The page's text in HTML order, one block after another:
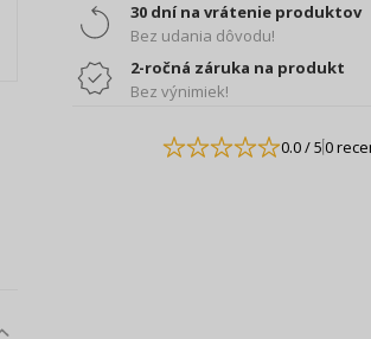
30 dní na vrátenie produktov
Bez udania dôvodu!
2-ročná záruka na produkt
Bez výnimiek!
0.0/ 50